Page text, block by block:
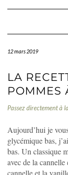
12 mars 2019
LA
POMMES
Passez directement à
Aujourd’hui je
glycémique bas,
bas. Un classique
avec de la
cannelle et la